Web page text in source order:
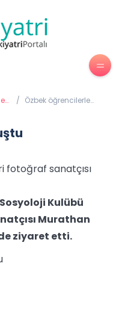
/ Özbek öğrencilerle
fotoğraf sanatçısı
Kulübü
Murathan
ziyaret etti.